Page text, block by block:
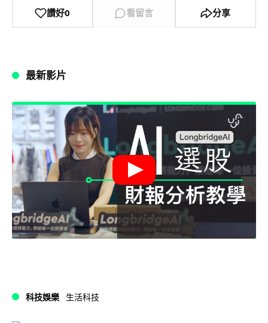
讚好0 看留言 分享
最新影片
科技娛樂 生活科技